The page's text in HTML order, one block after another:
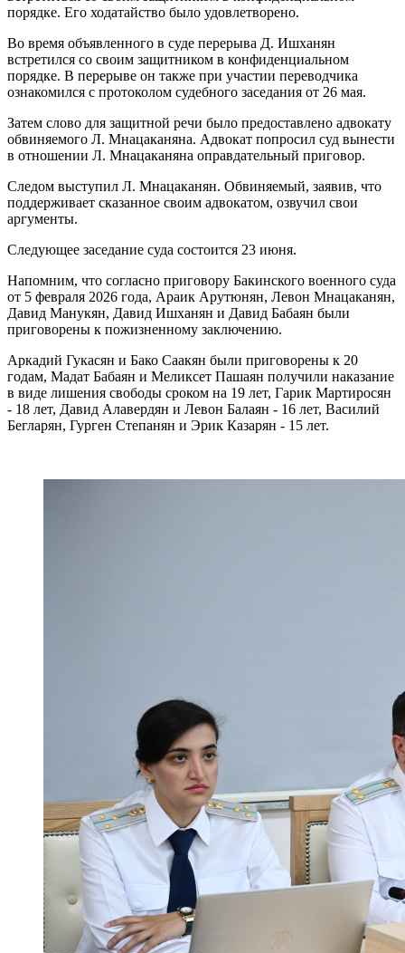
порядке. Его ходатайство было удовлетворено.
Во время объявленного в суде перерыва Д. Ишханян
встретился со своим защитником в конфиденциальном
порядке. В перерыве он также при участии переводчика
ознакомился с протоколом судебного заседания от 26 мая.
Затем слово для защитной речи было предоставлено адвокату
обвиняемого Л. Мнацаканяна. Адвокат попросил суд вынести
в отношении Л. Мнацаканяна оправдательный приговор.
Следом выступил Л. Мнацаканян. Обвиняемый, заявив, что
поддерживает сказанное своим адвокатом, озвучил свои
аргументы.
Следующее заседание суда состоится 23 июня.
Напомним, что согласно приговору Бакинского военного суда
от 5 февраля 2026 года, Араик Арутюнян, Левон Мнацаканян,
Давид Манукян, Давид Ишханян и Давид Бабаян были
приговорены к пожизненному заключению.
Аркадий Гукасян и Бако Саакян были приговорены к 20
годам, Мадат Бабаян и Меликсет Пашаян получили наказание
в виде лишения свободы сроком на 19 лет, Гарик Мартиросян
- 18 лет, Давид Алавердян и Левон Балаян - 16 лет, Василий
Бегларян, Гурген Степанян и Эрик Казарян - 15 лет.